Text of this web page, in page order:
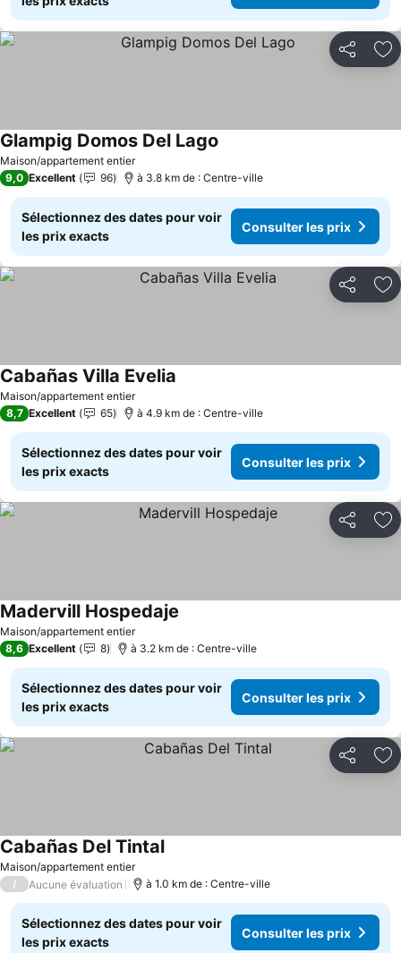
Partager
Maison/appartement entier
Glampig Domos Del Lago
9,0 Excellent 96 à 3.8 km de : Centre-ville
Sélectionnez des dates pour voir
les prix exacts
Consulter les prix
Partager
Maison/appartement entier
Cabañas Villa Evelia
8,7 Excellent 65 à 4.9 km de : Centre-ville
Sélectionnez des dates pour voir
les prix exacts
Consulter les prix
Partager
Maison/appartement entier
Madervill Hospedaje
8,6 Excellent 8 à 3.2 km de : Centre-ville
Sélectionnez des dates pour voir
les prix exacts
Consulter les prix
Partager
Maison/appartement entier
Cabañas Del Tintal
/ Aucune évaluation à 1.0 km de : Centre-ville
Sélectionnez des dates pour voir
les prix exacts
Consulter les prix